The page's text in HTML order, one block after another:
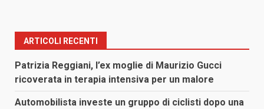
ARTICOLI RECENTI
Patrizia Reggiani, l’ex moglie di Maurizio Gucci
ricoverata in terapia intensiva per un malore
Automobilista investe un gruppo di ciclisti dopo una